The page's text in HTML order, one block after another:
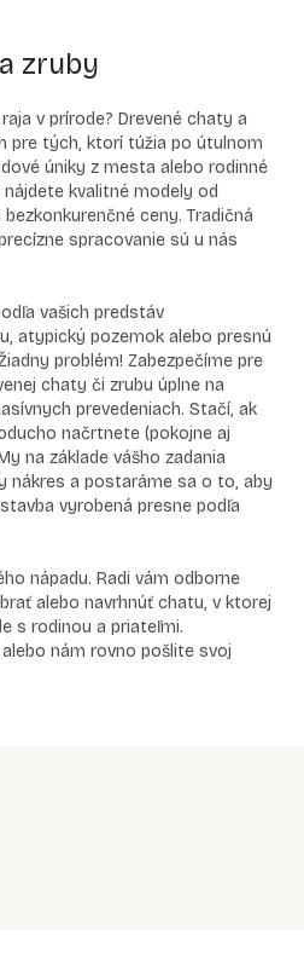
zruby
v prírode? Drevené chaty a
pre tých, ktorí túžia po útulnom
úniky z mesta alebo rodinné
kvalitné modely od
ceny. Tradičná
spracovanie sú u nás
vašich predstáv
atypický pozemok alebo presnú
problém! Zabezpečíme pre
chaty či zrubu úplne na
prevedeniach. Stačí, ak
načrtnete (pokojne aj
na základe vášho zadania
nákres a postaráme sa o to, aby
vyrobená presne podľa
nápadu. Radi vám odborne
alebo navrhnúť chatu, v ktorej
s rodinou a priateľmi.
nám rovno pošlite svoj